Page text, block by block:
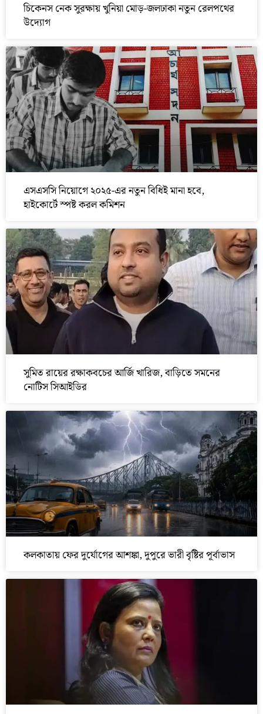
চিকেনস নেক সুরক্ষায় খুনিয়া মোড়-জলঢাকা নতুন রেলপথের
উদ্যোগ
এসএসসি নিয়োগে ২০২৫-এর নতুন বিধিই মানা হবে,
হাইকোর্টে স্পষ্ট করল কমিশন
সুমিত রায়ের রক্ষাকবচের আর্জি খারিজ, বাড়িতে সমনের
নোটিস সিআইডির
কলকাতায় ফের দুর্যোগের আশঙ্কা, দুপুরে ভারী বৃষ্টির পূর্বাভাস